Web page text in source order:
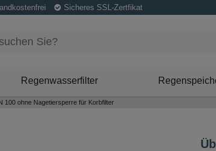
Sicheres SSL-Zertfikat
Regenwasserfilter
100 ohne Nagetiersperre für Korbfilter